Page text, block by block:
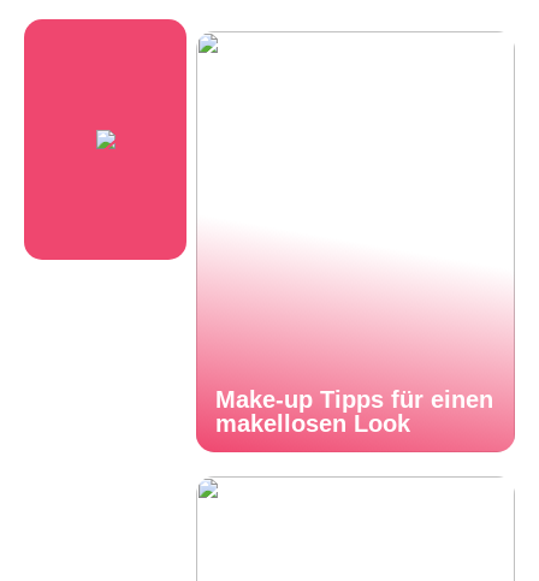
Make-up Tipps für einen
makellosen Look